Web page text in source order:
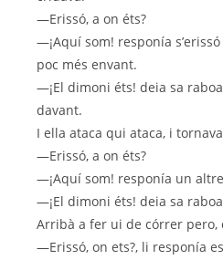
—Erissó, a on éts?
—¡Aquí som! responía
poc més envant.
—¡El dimoni éts! deia sa
davant.
I ella ataca qui ataca, i
—Erissó, a on éts?
—¡Aquí som! responía un
—¡El dimoni éts! deia sa
Arribà a fer ui de córrer pero,
—Erissó, on ets?, li responía